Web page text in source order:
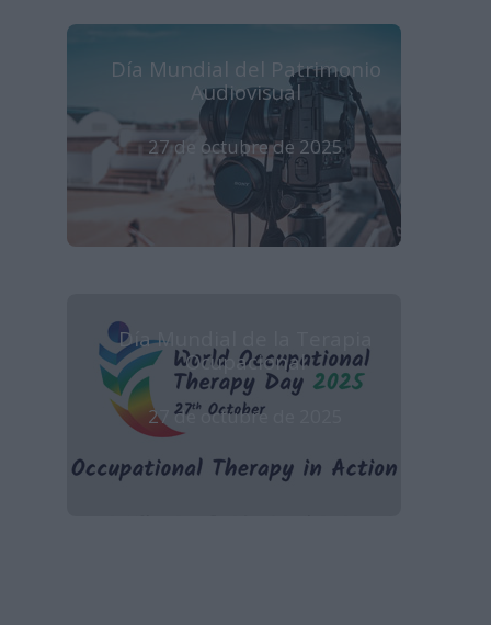
Día Mundial del Patrimonio
Audiovisual
27 de octubre de 2025
Día Mundial de la Terapia
Ocupacional
27 de octubre de 2025